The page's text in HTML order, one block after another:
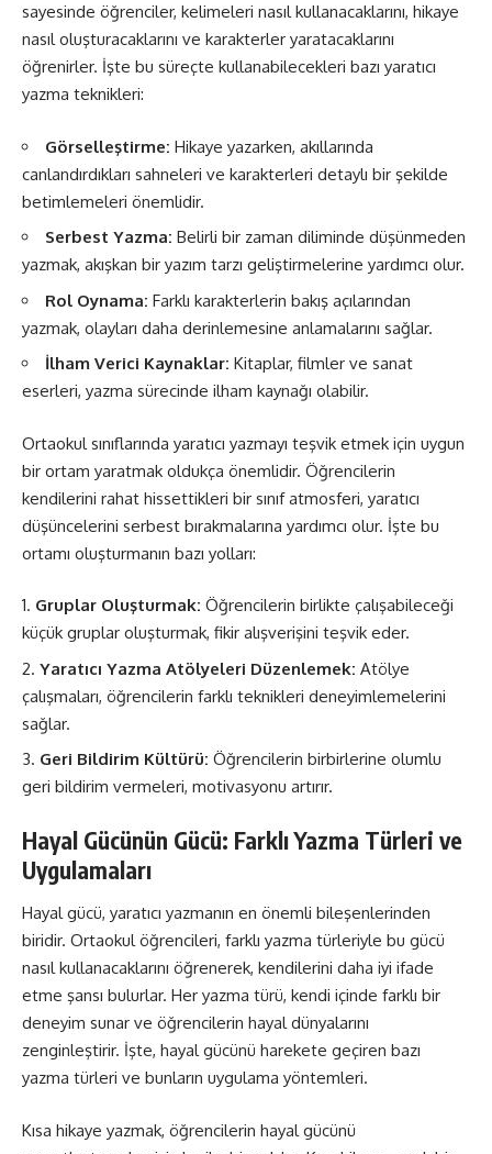
sayesinde öğrenciler, kelimeleri nasıl kullanacaklarını, hikaye
nasıl oluşturacaklarını ve karakterler yaratacaklarını
öğrenirler. İşte bu süreçte kullanabilecekleri bazı yaratıcı
yazma teknikleri:
Görselleştirme: Hikaye yazarken, akıllarında
canlandırdıkları sahneleri ve karakterleri detaylı bir şekilde
betimlemeleri önemlidir.
Serbest Yazma: Belirli bir zaman diliminde düşünmeden
yazmak, akışkan bir yazım tarzı geliştirmelerine yardımcı olur.
Rol Oynama: Farklı karakterlerin bakış açılarından
yazmak, olayları daha derinlemesine anlamalarını sağlar.
İlham Verici Kaynaklar: Kitaplar, filmler ve sanat
eserleri, yazma sürecinde ilham kaynağı olabilir.
Ortaokul sınıflarında yaratıcı yazmayı teşvik etmek için uygun
bir ortam yaratmak oldukça önemlidir. Öğrencilerin
kendilerini rahat hissettikleri bir sınıf atmosferi, yaratıcı
düşüncelerini serbest bırakmalarına yardımcı olur. İşte bu
ortamı oluşturmanın bazı yolları:
Gruplar Oluşturmak: Öğrencilerin birlikte çalışabileceği
küçük gruplar oluşturmak, fikir alışverişini teşvik eder.
Yaratıcı Yazma Atölyeleri Düzenlemek: Atölye
çalışmaları, öğrencilerin farklı teknikleri deneyimlemelerini
sağlar.
Geri Bildirim Kültürü: Öğrencilerin birbirlerine olumlu
geri bildirim vermeleri, motivasyonu artırır.
Hayal Gücünün Gücü: Farklı Yazma Türleri ve
Uygulamaları
Hayal gücü, yaratıcı yazmanın en önemli bileşenlerinden
biridir. Ortaokul öğrencileri, farklı yazma türleriyle bu gücü
nasıl kullanacaklarını öğrenerek, kendilerini daha iyi ifade
etme şansı bulurlar. Her yazma türü, kendi içinde farklı bir
deneyim sunar ve öğrencilerin hayal dünyalarını
zenginleştirir. İşte, hayal gücünü harekete geçiren bazı
yazma türleri ve bunların uygulama yöntemleri.
Kısa hikaye yazmak, öğrencilerin hayal gücünü